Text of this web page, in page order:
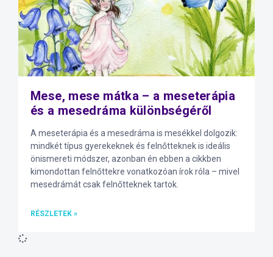
Mese, mese mátka – a meseterápia
és a mesedráma különbségéről
A meseterápia és a mesedráma is mesékkel dolgozik:
mindkét típus gyerekeknek és felnőtteknek is ideális
önismereti módszer, azonban én ebben a cikkben
kimondottan felnőttekre vonatkozóan írok róla – mivel
mesedrámát csak felnőtteknek tartok.
RÉSZLETEK »